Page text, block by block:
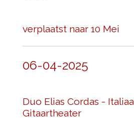
verplaatst naar 10 Mei
06-04-2025
Duo Elias Cordas -
Gitaartheater